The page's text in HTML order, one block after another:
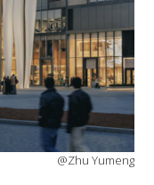
@Zhu Yumeng